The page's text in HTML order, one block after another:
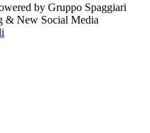
by Gruppo Spaggiari
& New Social Media